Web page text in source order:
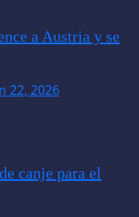
a Austria y se
22, 2026
canje para el